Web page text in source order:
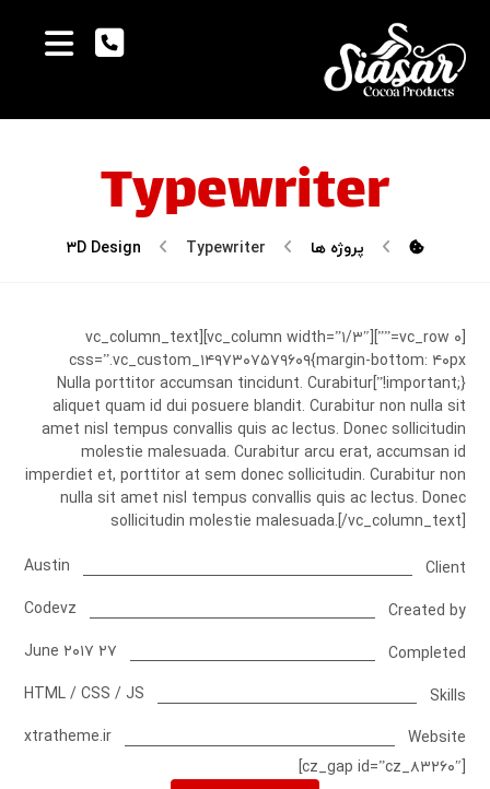
Typewriter
پروژه ها ۳D Design Typewriter
[vc_row ۰=””][vc_column width=”۱/۳″][vc_column_text
css=”.vc_custom_۱۴۹۷۳۰۷۵۷۹۶۰۹{margin-bottom: ۴۰px
!important;}”]Nulla porttitor accumsan tincidunt. Curabitur
aliquet quam id dui posuere blandit. Curabitur non nulla sit
amet nisl tempus convallis quis ac lectus. Donec sollicitudin
molestie malesuada. Curabitur arcu erat, accumsan id
imperdiet et, porttitor at sem donec sollicitudin. Curabitur non
nulla sit amet nisl tempus convallis quis ac lectus. Donec
sollicitudin molestie malesuada.[/vc_column_text]
Client
Austin
Created by
Codevz
Completed ۲۷ June ۲۰۱۷
Skills
HTML / CSS / JS
Website
xtratheme.ir
[cz_gap id=”cz_۸۳۲۶۰″]